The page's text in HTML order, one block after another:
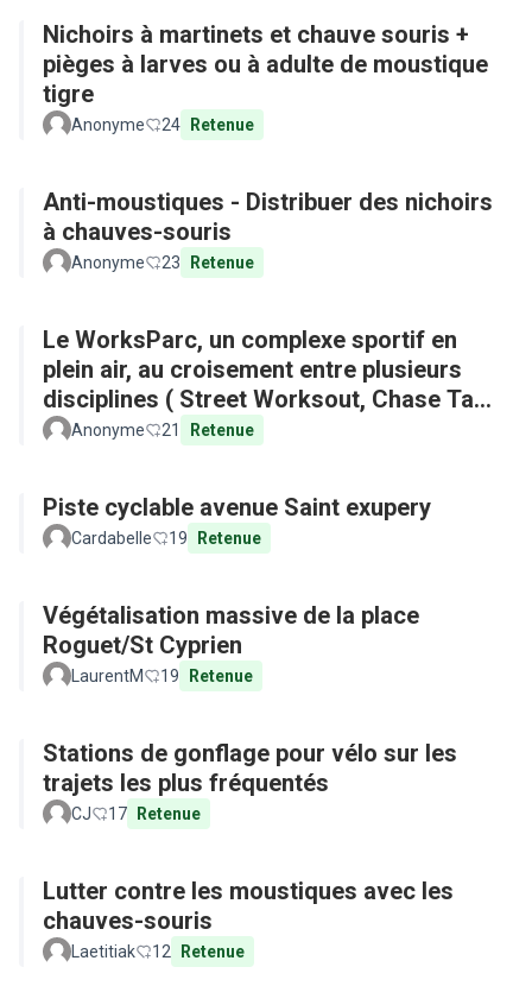
Nichoirs à martinets et chauve souris +
pièges à larves ou à adulte de moustique
tigre
Anonyme 24 Retenue
Anti-moustiques - Distribuer des nichoirs
à chauves-souris
Anonyme 23 Retenue
Le WorksParc, un complexe sportif en
plein air, au croisement entre plusieurs
disciplines ( Street Worksout, Chase Tag,
Parkour)
Anonyme 21 Retenue
Piste cyclable avenue Saint exupery
Cardabelle 19 Retenue
Végétalisation massive de la place
Roguet/St Cyprien
LaurentM 19 Retenue
Stations de gonflage pour vélo sur les
trajets les plus fréquentés
CJ 17 Retenue
Lutter contre les moustiques avec les
chauves-souris
Laetitiak 12 Retenue